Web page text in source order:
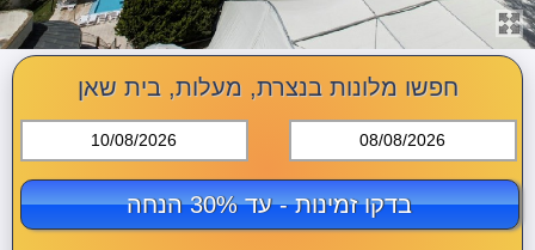
חפשו מלונות בנצרת, מעלות, בית שאן
10/08/2026 08/08/2026
בדקו זמינות - עד 30% הנחה